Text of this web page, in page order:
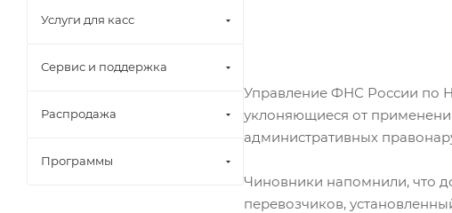
Управление ФНС России по
уклоняющиеся от
административных
Чиновники напомнили, что
перевозчиков,
Услуги для касс
Сервис и поддержка
Распродажа
Программы